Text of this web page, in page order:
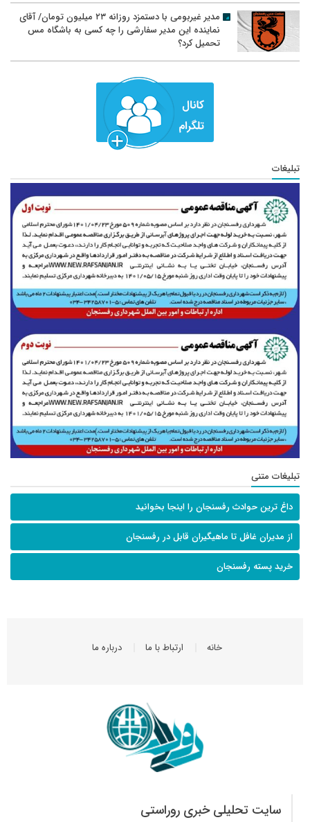
مدیر غیربومی با دستمزد روزانه ۲۳ میلیون تومان/ آقای
نماینده این مدیر سفارشی را چه کسی به باشگاه مس
تحمیل کرد؟
تبلیغات
تبلیغات متنی
داغ ترین حوادث رفسنجان را اینجا بخوانید
از مدیران غافل تا ماهیگیران قابل در رفسنجان
خرید پسته رفسنجان
خانه ارتباط با ما درباره ما
سایت تحلیلی خبری روراستی